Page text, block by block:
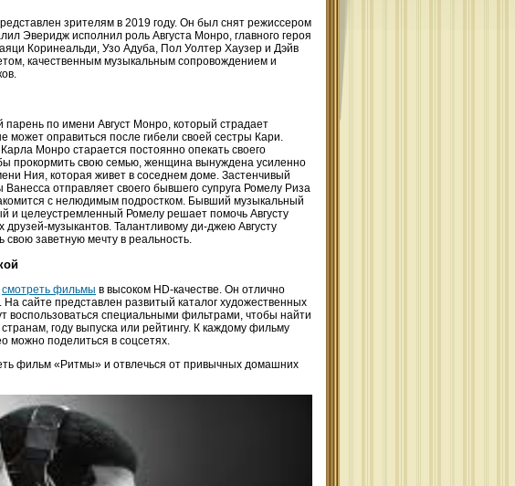
зрителям в 2019 году. Он был снят режиссером
Эверидж исполнил роль Августа Монро, главного героя
Коринеальди, Узо Адуба, Пол Уолтер Хаузер и Дэйв
качественным музыкальным сопровождением и
по имени Август Монро, который страдает
оправиться после гибели своей сестры Кари.
Монро старается постоянно опекать своего
прокормить свою семью, женщина вынуждена усиленно
Ния, которая живет в соседнем доме. Застенчивый
отправляет своего бывшего супруга Ромелу Риза
с нелюдимым подростком. Бывший музыкальный
и целеустремленный Ромелу решает помочь Августу
друзей-музыкантов. Талантливому ди-джею Августу
свою заветную мечту в реальность.
смотреть фильмы в высоком HD-качестве. Он отлично
сайте представлен развитый каталог художественных
воспользоваться специальными фильтрами, чтобы найти
году выпуска или рейтингу. К каждому фильму
можно поделиться в соцсетях.
фильм «Ритмы» и отвлечься от привычных домашних